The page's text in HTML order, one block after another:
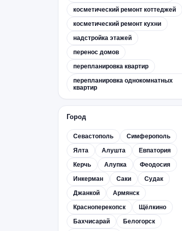
косметический ремонт коттеджей
косметический ремонт кухни
надстройка этажей
перенос домов
перепланировка квартир
перепланировка однокомнатных
квартир
присоединение лоджии
реконструкция зданий
ремонт в новостройке
ремонт входных групп
ремонт гаражей
ремонт гостиниц
ремонт квартир
ремонт квартиры-студии
Город
Севастополь
Симферополь
Ялта
Алушта
Евпатория
Керчь
Алупка
Феодосия
Инкерман
Саки
Судак
Джанкой
Армянск
Красноперекопск
Щёлкино
Бахчисарай
Белогорск